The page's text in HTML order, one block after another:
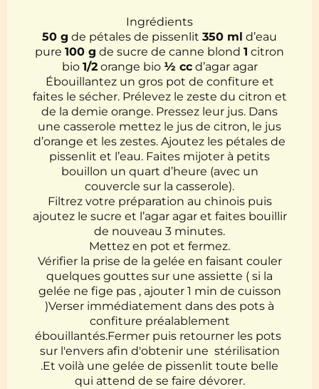
Ingrédients
50 g de pétales de pissenlit 350 ml d’eau
pure 100 g de sucre de canne blond 1 citron
bio 1/2orange bio ½ ccd’agar agar
Ébouillantez un gros pot de confiture et
faites le sécher. Prélevez le zeste du citron et
de la demie orange. Pressez leur jus. Dans
une casserole mettez le jus de citron, le jus
d’orange et les zestes. Ajoutez les pétales de
pissenlit et l’eau. Faites mijoter à petits
bouillon un quart d’heure (avec un
couvercle sur la casserole).
Filtrez votre préparation au chinois puis
ajoutez le sucre et l’agar agar et faites bouillir
de nouveau 3 minutes.
Mettez en pot et fermez.
Vérifier la prise de la gelée en faisant couler
quelques gouttes sur une assiette ( si la
gelée ne fige pas , ajouter 1 min de cuisson
)Verser immédiatement dans des pots à
confiture préalablement
ébouillantés.Fermer puis retourner les pots
sur l'envers afin d'obtenir une stérilisation
.Et voilà une gelée de pissenlit toute belle
qui attend de se faire dévorer.